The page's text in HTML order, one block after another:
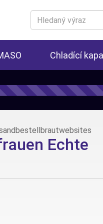
Search
for
Chladící
Echte